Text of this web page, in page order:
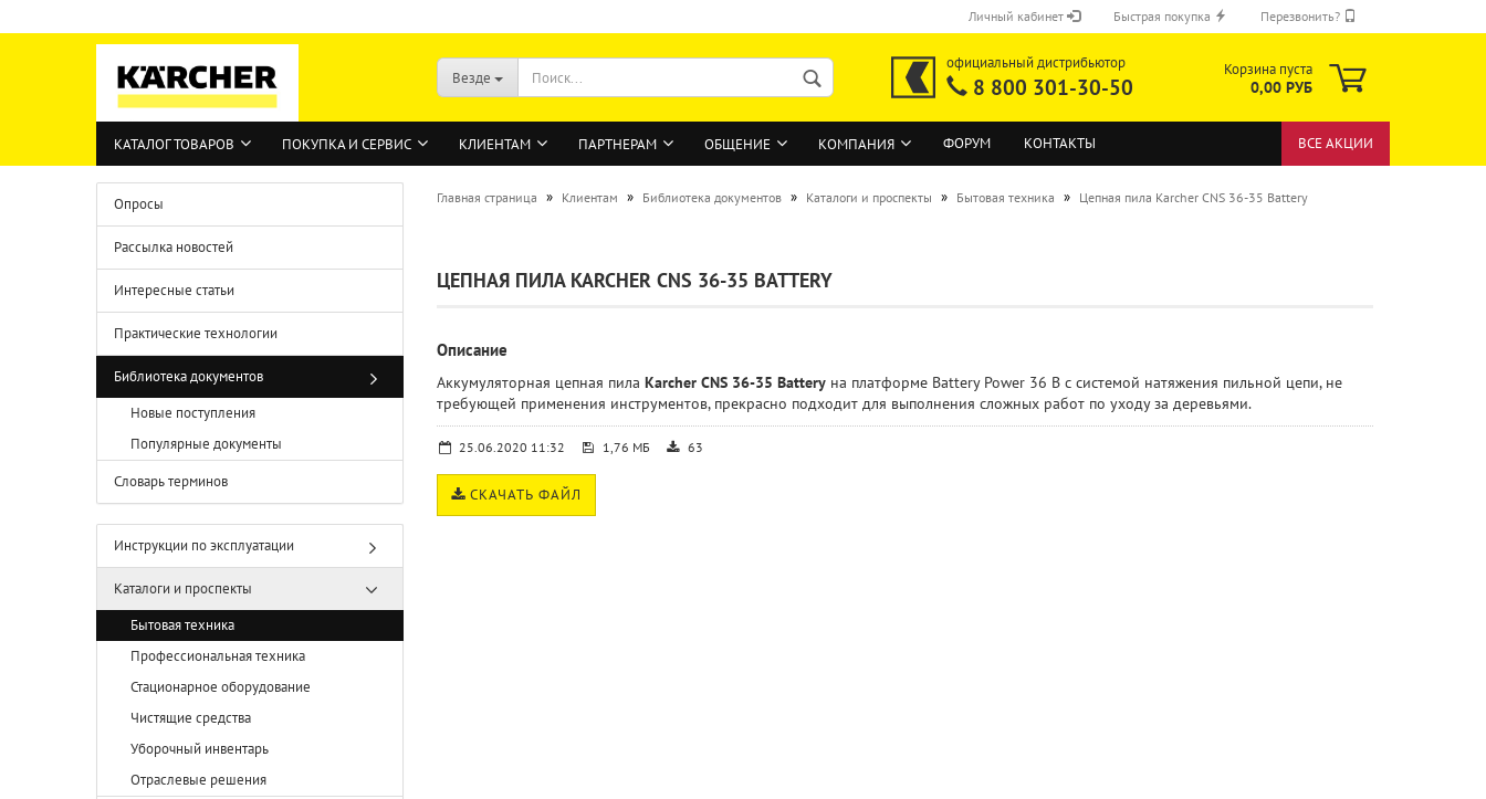
Личный кабинет Быстрая покупка Перезвонить?
Везде
официальный дистрибьютор
8 800 301-30-50
Корзина пуста
0,00 РУБ
КАТАЛОГ ТОВАРОВ ПОКУПКА И СЕРВИС КЛИЕНТАМ ПАРТНЕРАМ ОБЩЕНИЕ КОМПАНИЯ ФОРУМ КОНТАКТЫ ВСЕ АКЦИИ
Главная страница » Клиентам » Библиотека документов » Каталоги и проспекты » Бытовая техника » Цепная пила Karcher CNS 36-35 Battery
ЦЕПНАЯ ПИЛА KARCHER CNS 36-35 BATTERY
Описание
Аккумуляторная цепная пила Karcher CNS 36-35 Batteryна платформе Battery Power 36 В с системой натяжения пильной цепи, не
требующей применения инструментов, прекрасно подходит для выполнения сложных работ по уходу за деревьями.
25.06.2020 11:32 1,76 МБ 63
СКАЧАТЬ ФАЙЛ
Опросы
Рассылка новостей
Интересные статьи
Практические технологии
Библиотека документов
Новые поступления
Популярные документы
Словарь терминов
Инструкции по эксплуатации
Каталоги и проспекты
Бытовая техника
Профессиональная техника
Стационарное оборудование
Чистящие средства
Уборочный инвентарь
Отраслевые решения